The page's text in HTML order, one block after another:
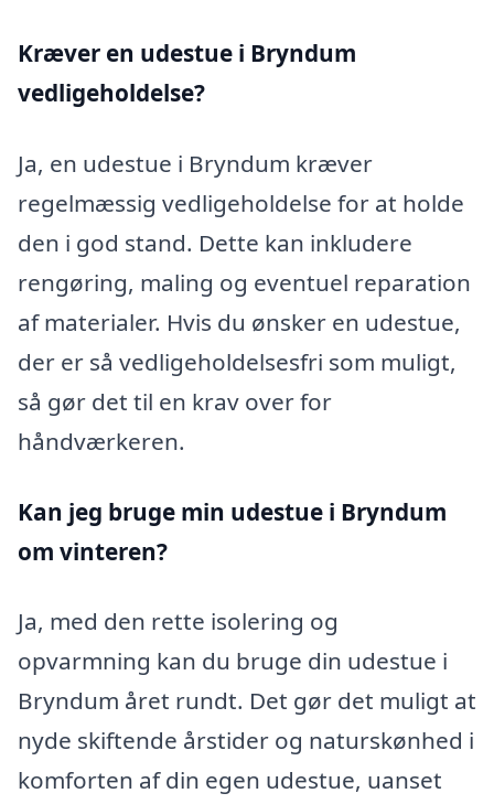
Kræver en udestue i Bryndum
vedligeholdelse?
Ja, en udestue i Bryndum kræver
regelmæssig vedligeholdelse for at holde
den i god stand. Dette kan inkludere
rengøring, maling og eventuel reparation
af materialer. Hvis du ønsker en udestue,
der er så vedligeholdelsesfri som muligt,
så gør det til en krav over for
håndværkeren.
Kan jeg bruge min udestue i Bryndum
om vinteren?
Ja, med den rette isolering og
opvarmning kan du bruge din udestue i
Bryndum året rundt. Det gør det muligt at
nyde skiftende årstider og naturskønhed i
komforten af din egen udestue, uanset